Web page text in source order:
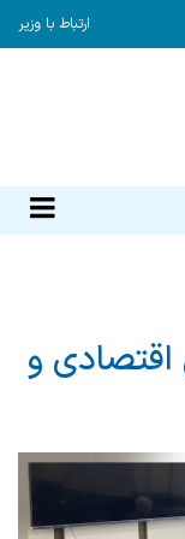
ارتباط با وزیر
و